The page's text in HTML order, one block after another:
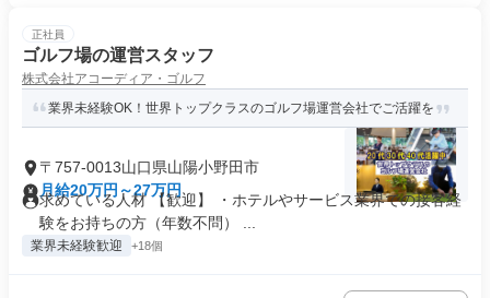
正社員
ゴルフ場の運営スタッフ
株式会社アコーディア・ゴルフ
業界未経験OK！世界トップクラスのゴルフ場運営会社でご活躍を
〒757-0013山口県山陽小野田市
月給20万円～27万円
求めている人材 【歓迎】 ・ホテルやサービス業界での接客経
験をお持ちの方（年数不問） ...
業界未経験歓迎 +18個